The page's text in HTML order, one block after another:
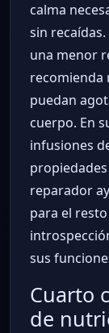
calma
sin
una menor
recomienda
puedan
cuerpo. En
infusiones
reparador
para el
sus
Cuarto
de